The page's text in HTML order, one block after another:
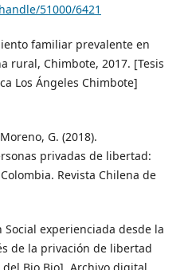
51000/6421
familiar prevalente en
rural, Chimbote, 2017. [Tesis
Los Ángeles Chimbote]
G. (2018).
privadas de libertad:
Revista Chilena de
Social experienciada desde la
de la privación de libertad